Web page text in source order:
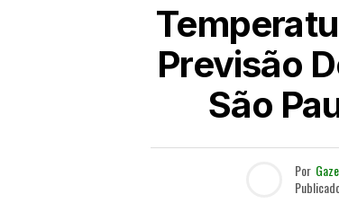
Previsão
São
Por